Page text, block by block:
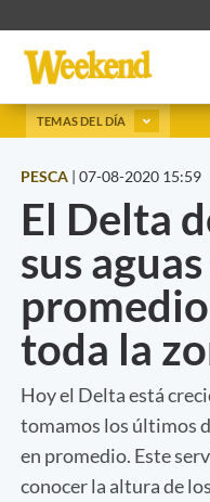
TEMAS DEL DÍA
PESCA | 07-08-2020 15:59
El Delta
sus
toda la
Hoy el Delta está
tomamos los últimos
en promedio. Este
conocer la altura de